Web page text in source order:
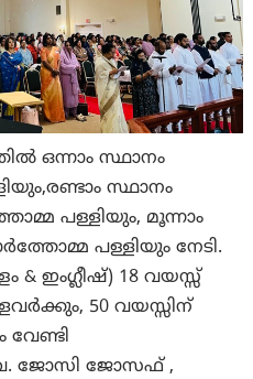
ഒന്നാം സ്ഥാനം
സ്ഥാനം
പള്ളിയും, മൂന്നാം
പള്ളിയും നേടി.
ഇംഗ്ലീഷ്) 18 വയസ്സ്
50 വയസ്സിന്
ജോസി ജോസഫ് ,